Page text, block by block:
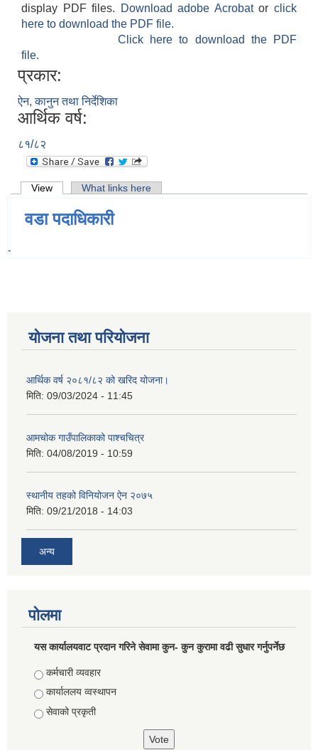
display PDF files.
Download adobe Acrobatorclick
here to download the PDF file.
Click here to download the PDF
file.
प्रकार:
ऐन, कानुन तथा निर्देशिका
आर्थिक वर्ष:
८१/८२
Primary tabs
View (active tab)What links here
वडा पदाधिकारी
-
योजना तथा परियोजना
आर्थिक वर्ष २०८१/८२ को खरिद योजना।
मिति: 09/03/2024 - 11:45
आमचोक गाउँपालिकाको पाश्चचित्र
मिति: 04/08/2019 - 10:59
स्थानीय तहको विनियोजन ऐन २०७५
मिति: 09/21/2018 - 14:03
अन्य
पोलमा
यस कार्यालयवाट प्रदान गरिने सेवामा कुन- कुन कुरामा वढी सुधार गर्नुपर्नेछ
Choices
कर्मचारी व्यवहार
कार्याललय व्वस्थापन
सेवाको प्रकृती